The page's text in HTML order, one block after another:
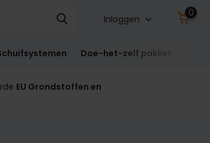
Inloggen
0
Doe-het-zelf pakket
EU Grondstoffen en